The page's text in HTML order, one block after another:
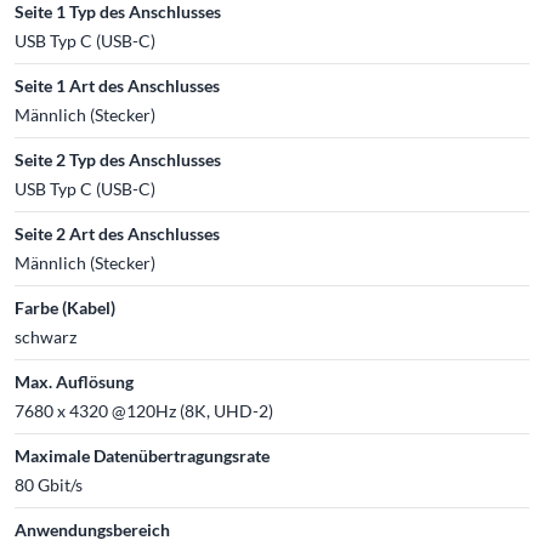
Seite 1 Typ des Anschlusses
USB Typ C (USB-C)
Seite 1 Art des Anschlusses
Männlich (Stecker)
Seite 2 Typ des Anschlusses
USB Typ C (USB-C)
Seite 2 Art des Anschlusses
Männlich (Stecker)
Farbe (Kabel)
schwarz
Max. Auflösung
7680 x 4320 @120Hz (8K, UHD-2)
Maximale Datenübertragungsrate
80 Gbit/s
Anwendungsbereich